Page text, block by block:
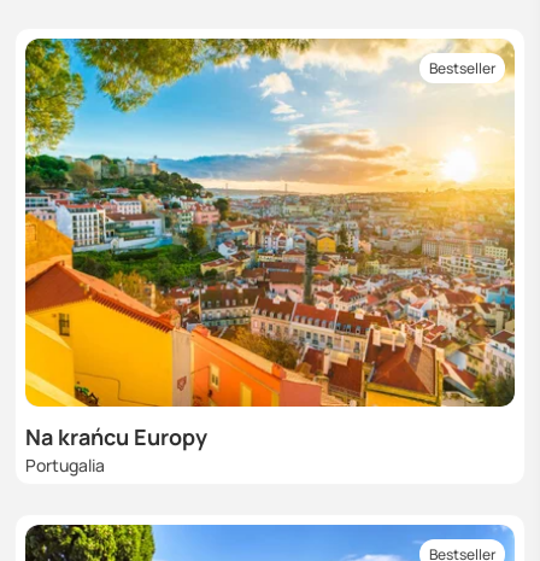
Bestseller
Na krańcu Europy
Portugalia
Bestseller